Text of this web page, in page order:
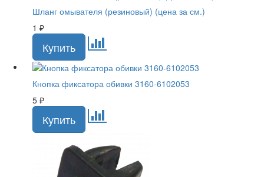
Шланг омывателя (резиновый) (цена за см.)
1 ₽
Кнопка фиксатора обивки 3160-6102053
5 ₽